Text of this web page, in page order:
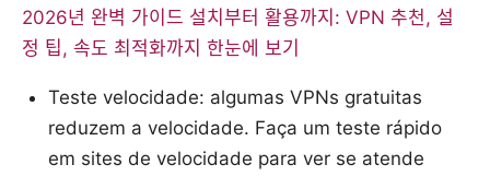
2026년 완벽 가이드 설치부터 활용까지: VPN 추천, 설
정 팁, 속도 최적화까지 한눈에 보기
Teste velocidade: algumas VPNs gratuitas
reduzem a velocidade. Faça um teste rápido
em sites de velocidade para ver se atende